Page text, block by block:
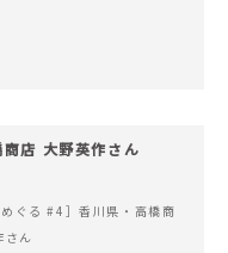
商店 大野英作さん
めぐる #4］香川県・高橋商
さん